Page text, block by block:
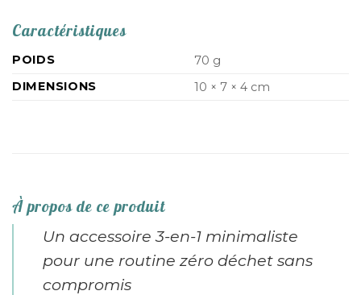
Caractéristiques
POIDS
70 g
DIMENSIONS
10 × 7 × 4 cm
À propos de ce produit
Un accessoire 3-en-1 minimaliste
pour une routine zéro déchet sans
compromis